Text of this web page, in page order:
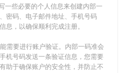
一些必要的个人信息来创建内部一
密码、电子邮件地址、手机号码
息，以确保顺利完成注册。
需要进行账户验证。 内部一码准会
机号码发送一条验证信息，您需要
助于确保账户的安全性，并防止不